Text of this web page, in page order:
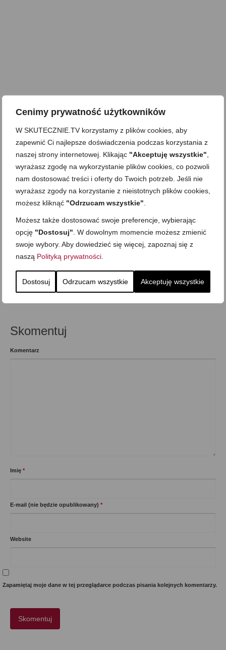
Cenimy prywatność użytkowników
W SKUTECZNIE.TV korzystamy z plików cookies, aby
zapewnić Ci najlepsze doświadczenia podczas korzystania z
naszej strony internetowej. Klikając "Akceptuję wszystkie"
wyrażasz zgodę na wykorzystanie plików cookies, co pozwoli
nam dostosować treści i oferty do Twoich potrzeb. Jeśli nie
wyrażasz zgody na korzystanie z nieistotnych plików cookies,
możesz kliknąć "Odrzucam wszystkie"
Możesz także dostosować swoje preferencje, wybierając
opcję "Dostosuj" . W dowolnym momencie możesz zmienić
swoje wybory. Aby dowiedzieć się więcej, zapoznaj się z
naszą Polityką prywatności
Dostosuj Odrzucam wszystkie Akceptuję wszystkie
Dla dzieci,Dla matek karmiących,Dla niespodziewanych gości,Do pracy
Dzień Dziecka,Kolacja ,Mega proste, Na grilla,Obiad,Romantyczny posiłek,
Składnik: jajka i nabiał ,Składnik: wieprzowina,Sylwester i inne imprezowe
Wcześniejszy Następny
Skomentuj
Komentarz
Imię *
E-mail (nie będzie opublikowany) *
Website
Zapamiętaj moje dane w tej przeglądarce podczas pisania kolejnych komentarzy.